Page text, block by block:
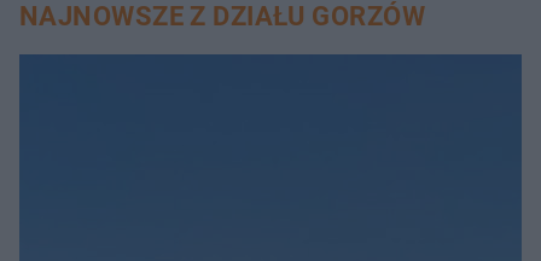
NAJNOWSZE Z DZIAŁU GORZÓW